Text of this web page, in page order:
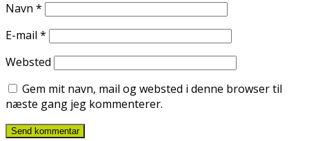
Navn *
E-mail *
Websted
Gem mit navn, mail og websted i denne browser til
næste gang jeg kommenterer.